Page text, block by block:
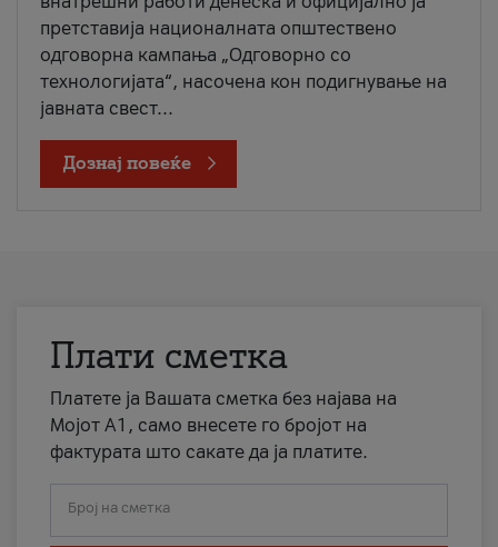
претставија националната општествено
одговорна кампања „Одговорно со
технологијата“, насочена кон подигнување на
јавната свест...
Дознај повеќе
Плати сметка
Платете ја Вашата сметка без најава на
Мојот А1, само внесете го бројот на
фактурата што сакате да ја платите.
Број на сметка